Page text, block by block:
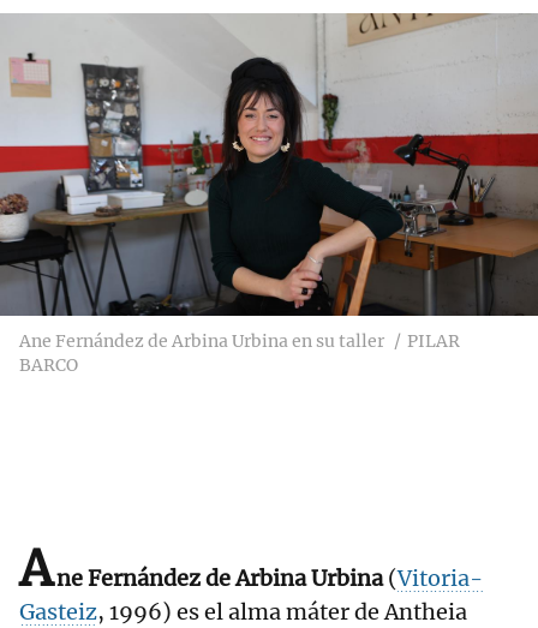
Ane Fernández de Arbina Urbina en su taller
PILAR
BARCO
Ane Fernández de Arbina Urbina(Vitoria-
Gasteiz, 1996) es el alma máter de Antheia